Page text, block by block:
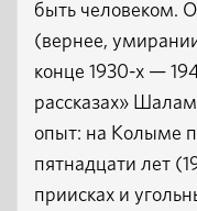
быть человеком.
(вернее,
конце 1930-х —
рассказах»
опыт: на Колыме
пятнадцати лет
приисках и